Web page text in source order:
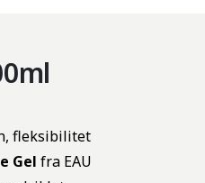
fleksibilitet
Gel fra EAU